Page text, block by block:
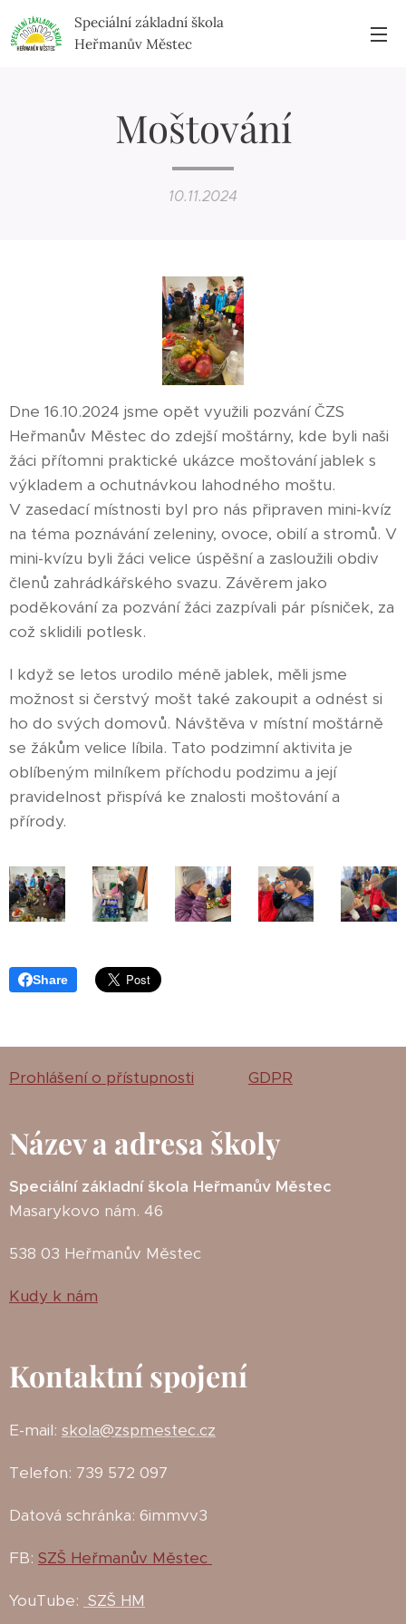
Speciální základní škola
Heřmanův Městec
Moštování
10.11.2024
Dne 16.10.2024 jsme opět využili pozvání ČZS
Heřmanův Městec do zdejší moštárny, kde byli naši
žáci přítomni praktické ukázce moštování jablek s
výkladem a ochutnávkou lahodného moštu.
V zasedací místnosti byl pro nás připraven mini-kvíz
na téma poznávání zeleniny, ovoce, obilí a stromů. V
mini-kvízu byli žáci velice úspěšní a zasloužili obdiv
členů zahrádkářského svazu. Závěrem jako
poděkování za pozvání žáci zazpívali pár písniček, za
což sklidili potlesk.
I když se letos urodilo méně jablek, měli jsme
možnost si čerstvý mošt také zakoupit a odnést si
ho do svých domovů. Návštěva v místní moštárně
se žákům velice líbila. Tato podzimní aktivita je
oblíbeným milníkem příchodu podzimu a její
pravidelnost přispívá ke znalosti moštování a
přírody.
Share
Prohlášení o přístupnosti GDPR
Název a adresa školy
Speciální základní škola Heřmanův Městec
Masarykovo nám. 46
538 03 Heřmanův Městec
Kudy k nám
Kontaktní spojení
E-mail: skola@zspmestec.cz
Telefon: 739 572 097
Datová schránka: 6immvv3
FB: SZŠ Heřmanův Městec
YouTube: SZŠ HM